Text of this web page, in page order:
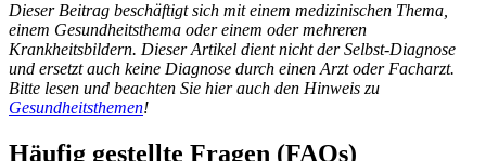
Dieser Beitrag beschäftigt sich mit einem medizinischen Thema,
einem Gesundheitsthema oder einem oder mehreren
Krankheitsbildern. Dieser Artikel dient nicht der Selbst-Diagnose
und ersetzt auch keine Diagnose durch einen Arzt oder Facharzt.
Bitte lesen und beachten Sie hier auch den Hinweis zu
Gesundheitsthemen!
Häufig gestellte Fragen (FAQs)